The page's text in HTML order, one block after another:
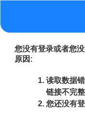
您没有登录或者您
原因:
读取数据
链接不完
您还没有